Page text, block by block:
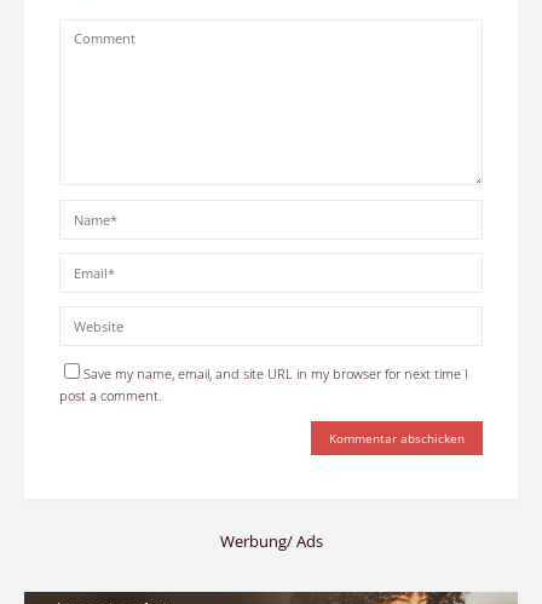
Save my name, email, and site URL in my browser for next time I
post a comment.
Werbung/ Ads